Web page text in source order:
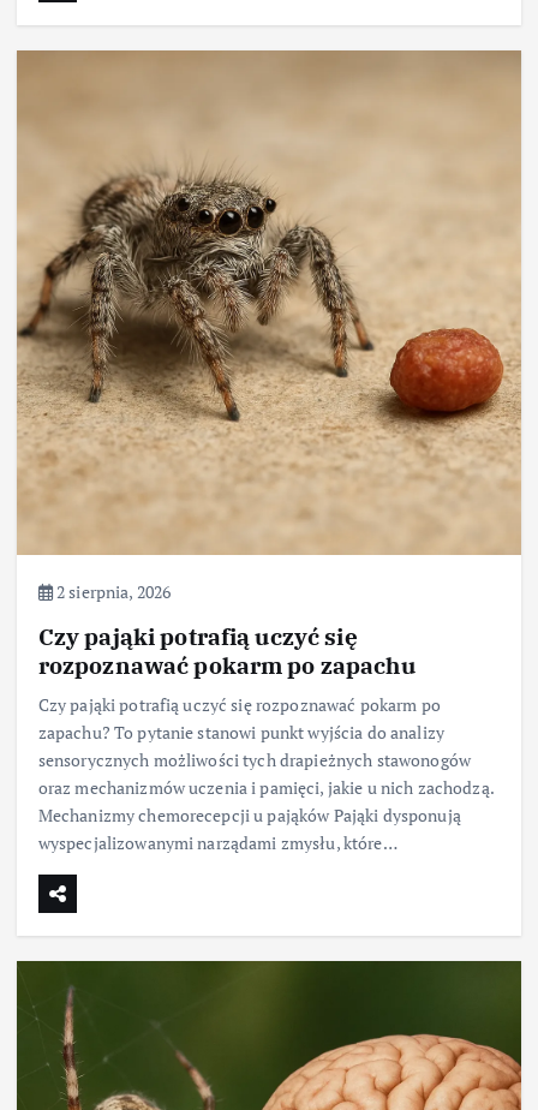
2 sierpnia, 2026
Czy pająki potrafią uczyć się
rozpoznawać pokarm po zapachu
Czy pająki potrafią uczyć się rozpoznawać pokarm po
zapachu? To pytanie stanowi punkt wyjścia do analizy
sensorycznych możliwości tych drapieżnych stawonogów
oraz mechanizmów uczenia i pamięci, jakie u nich zachodzą.
Mechanizmy chemorecepcji u pająków Pająki dysponują
wyspecjalizowanymi narządami zmysłu, które…